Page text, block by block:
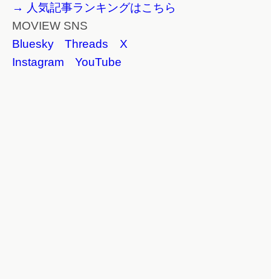
→ 人気記事ランキングはこちら
MOVIEW SNS
Bluesky
Threads
X
Instagram
YouTube